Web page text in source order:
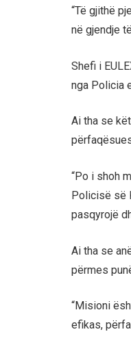
“Të gjithë
në gjendje
Shefi i
nga Policia
Ai tha se
“Po i shoh
Policisë së
pasqyrojë
Ai tha se
përmes
“Misioni
efikas,